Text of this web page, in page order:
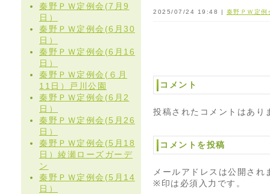
秦野ＰＷ定例会(7月9
日）
秦野ＰＷ定例会(6月30
日）
秦野ＰＷ定例会(6月16
日）
秦野ＰＷ定例会(６月
11日）戸川公園
秦野ＰＷ定例会(6月2
日）
秦野ＰＷ定例会(5月26
日）
秦野ＰＷ定例会(5月18
日）綾瀬ローズガーデ
ン
秦野ＰＷ定例会(5月14
日）
2025/07/24 19:48 | 秦野ＰＷ定例
コメント
投稿されたコメントはあり
コメントを投稿
メールアドレスは公開され
※印は必須入力です。